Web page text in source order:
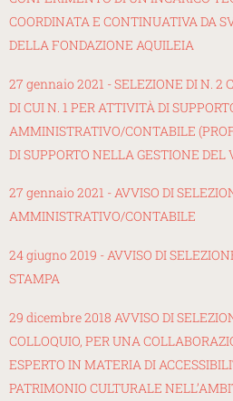
COORDINATA E CONTINUATIVA DA
DELLA FONDAZIONE AQUILEIA
27 gennaio 2021 - SELEZIONE DI N. 2
DI CUI N. 1 PER ATTIVITÀ DI
AMMINISTRATIVO/CONTABILE
DI SUPPORTO NELLA GESTIONE DEL
27 gennaio 2021 - AVVISO DI
AMMINISTRATIVO/CONTABILE
24 giugno 2019 - AVVISO DI
STAMPA
29 dicembre 2018 AVVISO DI
COLLOQUIO, PER UNA
ESPERTO IN MATERIA DI
PATRIMONIO CULTURALE